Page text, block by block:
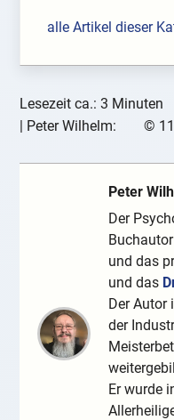
alle Artikel dieser
Lesezeit ca.: 3 Minuten
| Peter Wilhelm: ©
Peter
Der
und das
und das
Der Autor
der
Er wurde